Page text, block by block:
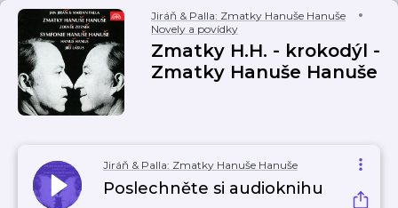
Jiráň & Palla: Zmatky Hanuše Hanuše
Novely a povídky
Zmatky H.H. - krokodýl -
Zmatky Hanuše Hanuše
Jiráň & Palla: Zmatky Hanuše Hanuše
Poslechněte si audioknihu